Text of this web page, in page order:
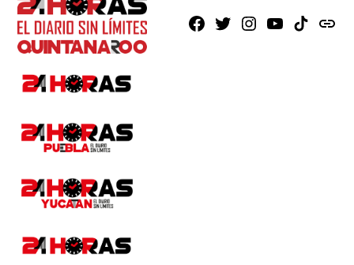
Facebook
X Instagram
YoutubeTikTokissuu